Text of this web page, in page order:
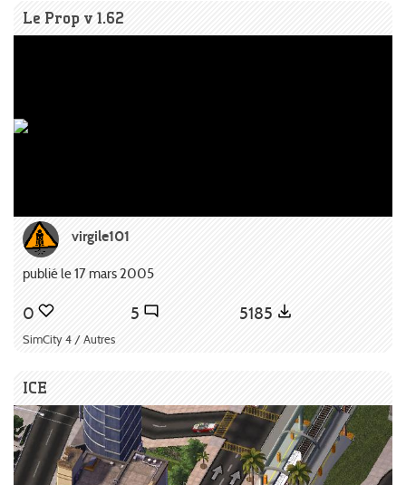
Le Prop v 1.62
virgile101
publié le 17 mars 2005
0 5 5185
SimCity 4 / Autres
ICE